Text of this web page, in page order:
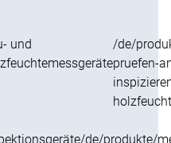
und
/de/
pruefen-
/de/produkte/